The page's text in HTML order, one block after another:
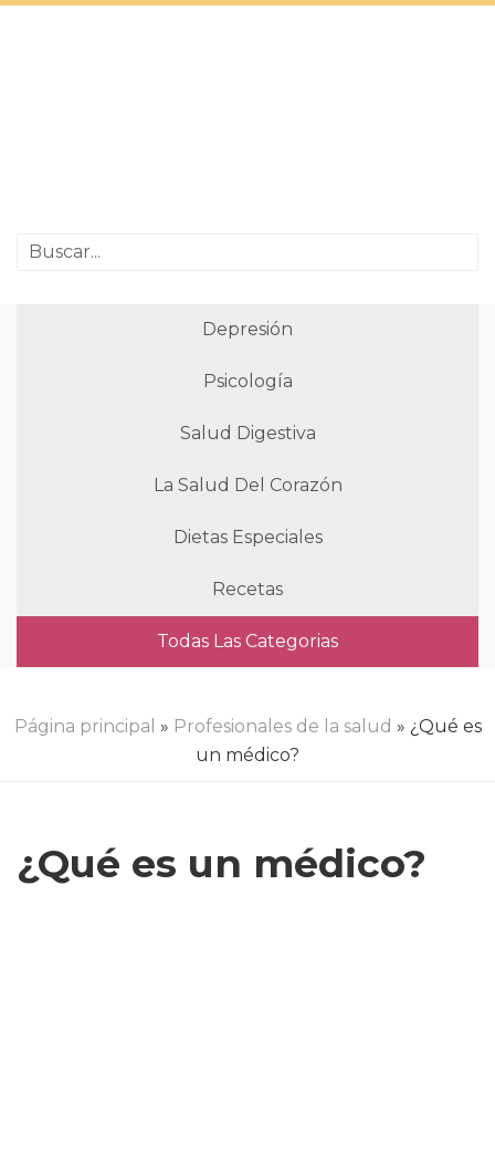
Depresión
Psicología
Salud Digestiva
La Salud Del Corazón
Dietas Especiales
Recetas
Todas Las Categorias
Página principal » Profesionales de la salud » ¿Qué es
un médico?
¿Qué es un médico?